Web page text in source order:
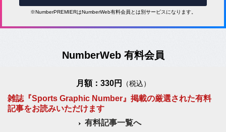
※NumberPREMIERはNumberWeb有料会員とは別サービスになります。
NumberWeb 有料会員
月額：330円 （税込）
雑誌『Sports Graphic Number』掲載の厳選された有料
記事をお読みいただけます
有料記事一覧へ